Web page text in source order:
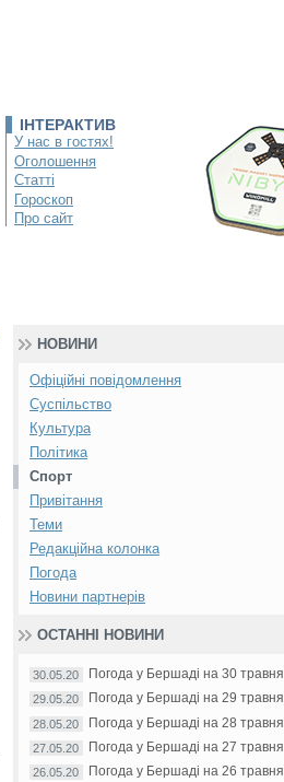
ІНТЕРАКТИВ
У нас в гостях!
Оголошення
Статті
Гороскоп
Про сайт
НОВИНИ
Офіційні повідомлення
Суспільство
Культура
Політика
Спорт
Привітання
Теми
Редакційна колонка
Погода
Новини партнерів
ОСТАННІ НОВИНИ
30.05.20 Погода у Бершаді на 30 травня
29.05.20 Погода у Бершаді на 29 травня
28.05.20 Погода у Бершаді на 28 травня
27.05.20 Погода у Бершаді на 27 травня
26.05.20 Погода у Бершаді на 26 травня